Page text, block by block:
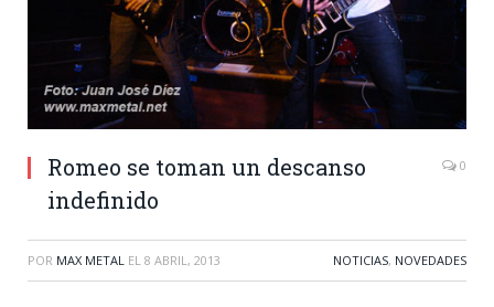
Romeo se toman un descanso
indefinido
0
POR MAX METAL EL 8 ABRIL, 2013 NOTICIAS, NOVEDADES